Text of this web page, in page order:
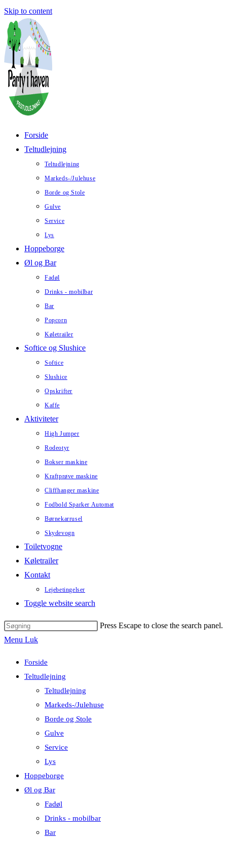
Skip to content
Forside
Teltudlejning
Teltudlejning
Markeds-/Julehuse
Borde og Stole
Gulve
Service
Lys
Hoppeborge
Øl og Bar
Fadøl
Drinks - mobilbar
Bar
Popcorn
Køletrailer
Softice og Slushice
Softice
Slushice
Opskrifter
Kaffe
Aktiviteter
High Jumper
Rodeotyr
Bokser maskine
Kraftprøve maskine
Cliffhanger maskine
Fodbold Sparker Automat
Børnekarrusel
Skydevogn
Toiletvogne
Køletrailer
Kontakt
Lejebetingelser
Toggle website search
Press Escape to close the search panel.
Menu Luk
Forside
Teltudlejning
Teltudlejning
Markeds-/Julehuse
Borde og Stole
Gulve
Service
Lys
Hoppeborge
Øl og Bar
Fadøl
Drinks - mobilbar
Bar